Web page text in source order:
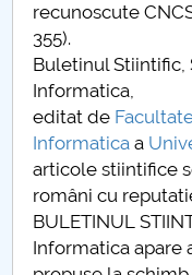
IOSUD/CSUD-
Comisie de etica
Evenimente CUP
Accesibilitate
Raportul
privind
recunoscute
355).
Buletinul Stiintific,
Informatica,
editat de
Informaticaa
articole stiintifice
români cu
BULETINUL
Informatica apare